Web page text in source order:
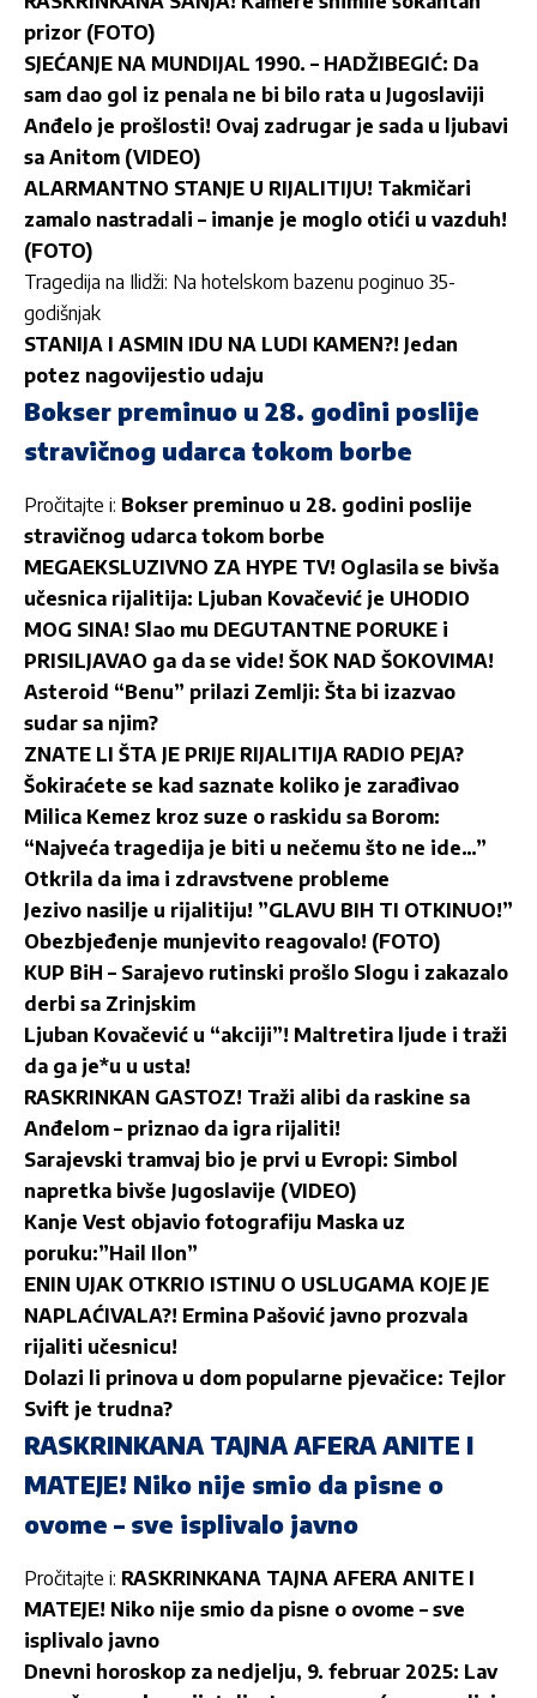
prizor (FOTO)
SJEĆANJE NA MUNDIJAL 1990. – HADŽIBEGIĆ: Da
sam dao gol iz penala ne bi bilo rata u Jugoslaviji
Anđelo je prošlosti! Ovaj zadrugar je sada u ljubavi
sa Anitom (VIDEO)
ALARMANTNO STANJE U RIJALITIJU! Takmičari
zamalo nastradali – imanje je moglo otići u vazduh!
(FOTO)
Tragedija na Ilidži: Na hotelskom bazenu poginuo 35-
godišnjak
STANIJA I ASMIN IDU NA LUDI KAMEN?! Jedan
potez nagovijestio udaju
Bokser preminuo u 28. godini poslije
stravičnog udarca tokom borbe
Pročitajte i: Bokser preminuo u 28. godini poslije
stravičnog udarca tokom borbe
MEGAEKSLUZIVNO ZA HYPE TV! Oglasila se bivša
učesnica rijalitija: Ljuban Kovačević je UHODIO
MOG SINA! Slao mu DEGUTANTNE PORUKE i
PRISILJAVAO ga da se vide! ŠOK NAD ŠOKOVIMA!
Asteroid “Benu” prilazi Zemlji: Šta bi izazvao
sudar sa njim?
ZNATE LI ŠTA JE PRIJE RIJALITIJA RADIO PEJA?
Šokiraćete se kad saznate koliko je zarađivao
Milica Kemez kroz suze o raskidu sa Borom:
“Najveća tragedija je biti u nečemu što ne ide…”
Otkrila da ima i zdravstvene probleme
Jezivo nasilje u rijalitiju! ”GLAVU BIH TI OTKINUO!”
Obezbjeđenje munjevito reagovalo! (FOTO)
KUP BiH – Sarajevo rutinski prošlo Slogu i zakazalo
derbi sa Zrinjskim
Ljuban Kovačević u “akciji”! Maltretira ljude i traži
da ga je*u u usta!
RASKRINKAN GASTOZ! Traži alibi da raskine sa
Anđelom – priznao da igra rijaliti!
Sarajevski tramvaj bio je prvi u Evropi: Simbol
napretka bivše Jugoslavije (VIDEO)
Kanje Vest objavio fotografiju Maska uz
poruku:”Hail Ilon”
ENIN UJAK OTKRIO ISTINU O USLUGAMA KOJE JE
NAPLAĆIVALA?! Ermina Pašović javno prozvala
rijaliti učesnicu!
Dolazi li prinova u dom popularne pjevačice: Tejlor
Svift je trudna?
RASKRINKANA TAJNA AFERA ANITE I
MATEJE! Niko nije smio da pisne o
ovome – sve isplivalo javno
Pročitajte i: RASKRINKANA TAJNA AFERA ANITE I
MATEJE! Niko nije smio da pisne o ovome – sve
isplivalo javno
Dnevni horoskop za nedjelju, 9. februar 2025: Lav